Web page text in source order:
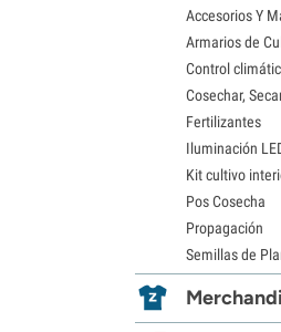
Accesorios Y
Armarios de
Control
Cosechar,
Fertilizantes
Iluminación
Kit cultivo
Pos Cosecha
Propagación
Semillas de